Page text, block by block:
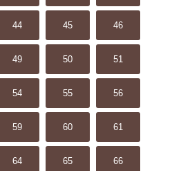
44 45 46
49 50 51
54 55 56
59 60 61
64 65 66